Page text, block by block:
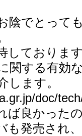
陰でとって
しておりま
関する有効
します。
doc/
ば良かった
も発売され